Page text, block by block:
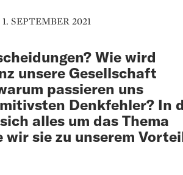
1. SEPTEMBER 2021
Wie wird
unsere Gesellschaft
passieren uns
Denkfehler? In
alles um das Thema
sie zu unserem